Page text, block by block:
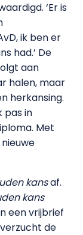
‘Er is
ik ben er
had.’ De
aan
halen, maar
herkansing.
pas in
Met
kansaf.
kans
een vrijbrief
de